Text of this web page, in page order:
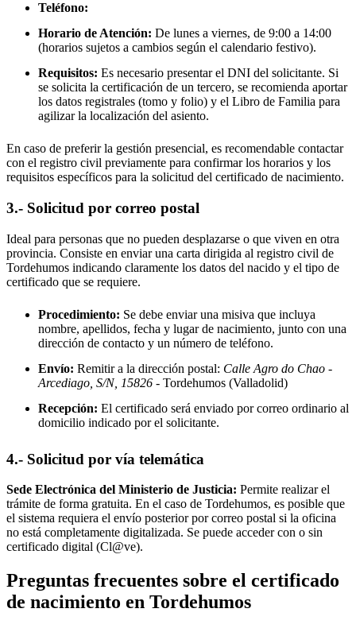
Teléfono:
Horario de Atención: De lunes a viernes, de 9:00 a 14:00
(horarios sujetos a cambios según el calendario festivo).
Requisitos: Es necesario presentar el DNI del solicitante. Si
se solicita la certificación de un tercero, se recomienda aportar
los datos registrales (tomo y folio) y el Libro de Familia para
agilizar la localización del asiento.
En caso de preferir la gestión presencial, es recomendable contactar
con el registro civil previamente para confirmar los horarios y los
requisitos específicos para la solicitud del certificado de nacimiento.
3.- Solicitud por correo postal
Ideal para personas que no pueden desplazarse o que viven en otra
provincia. Consiste en enviar una carta dirigida al registro civil de
Tordehumos indicando claramente los datos del nacido y el tipo de
certificado que se requiere.
Procedimiento: Se debe enviar una misiva que incluya
nombre, apellidos, fecha y lugar de nacimiento, junto con una
dirección de contacto y un número de teléfono.
Envío: Remitir a la dirección postal: Calle Agro do Chao -
Arcediago, S/N, 15826 - Tordehumos (Valladolid)
Recepción: El certificado será enviado por correo ordinario al
domicilio indicado por el solicitante.
4.- Solicitud por vía telemática
Sede Electrónica del Ministerio de Justicia: Permite realizar el
trámite de forma gratuita. En el caso de Tordehumos, es posible que
el sistema requiera el envío posterior por correo postal si la oficina
no está completamente digitalizada. Se puede acceder con o sin
certificado digital (Cl@ve).
Preguntas frecuentes sobre el certificado
de nacimiento en Tordehumos